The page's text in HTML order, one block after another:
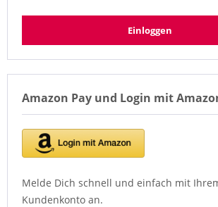
Einloggen
Amazon Pay und Login mit
Melde Dich schnell und einfach mit
Kundenkonto an.